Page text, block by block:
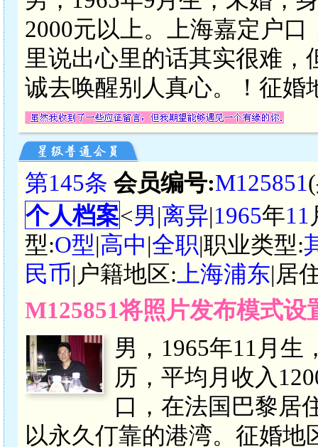
2000元以上。上海嘉定户
里说出心里的话其实很难
诚去唤醒别人真心。！征婚
第145条 会员编号:M125851
个人档案<男|离异|1965年11
型:O型|高中|全职|职业类型:
民币|户籍地区: 上海浦东|居
M125851将照片发布模式
男，1965年11月生
历，平均月收入
口，在法国巴黎居
以永久仃靠的港湾。征婚